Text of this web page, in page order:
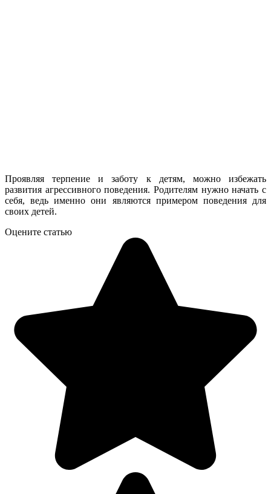
Проявляя терпение и заботу к детям, можно избежать
развития агрессивного поведения. Родителям нужно начать с
себя, ведь именно они являются примером поведения для
своих детей.
Оцените статью